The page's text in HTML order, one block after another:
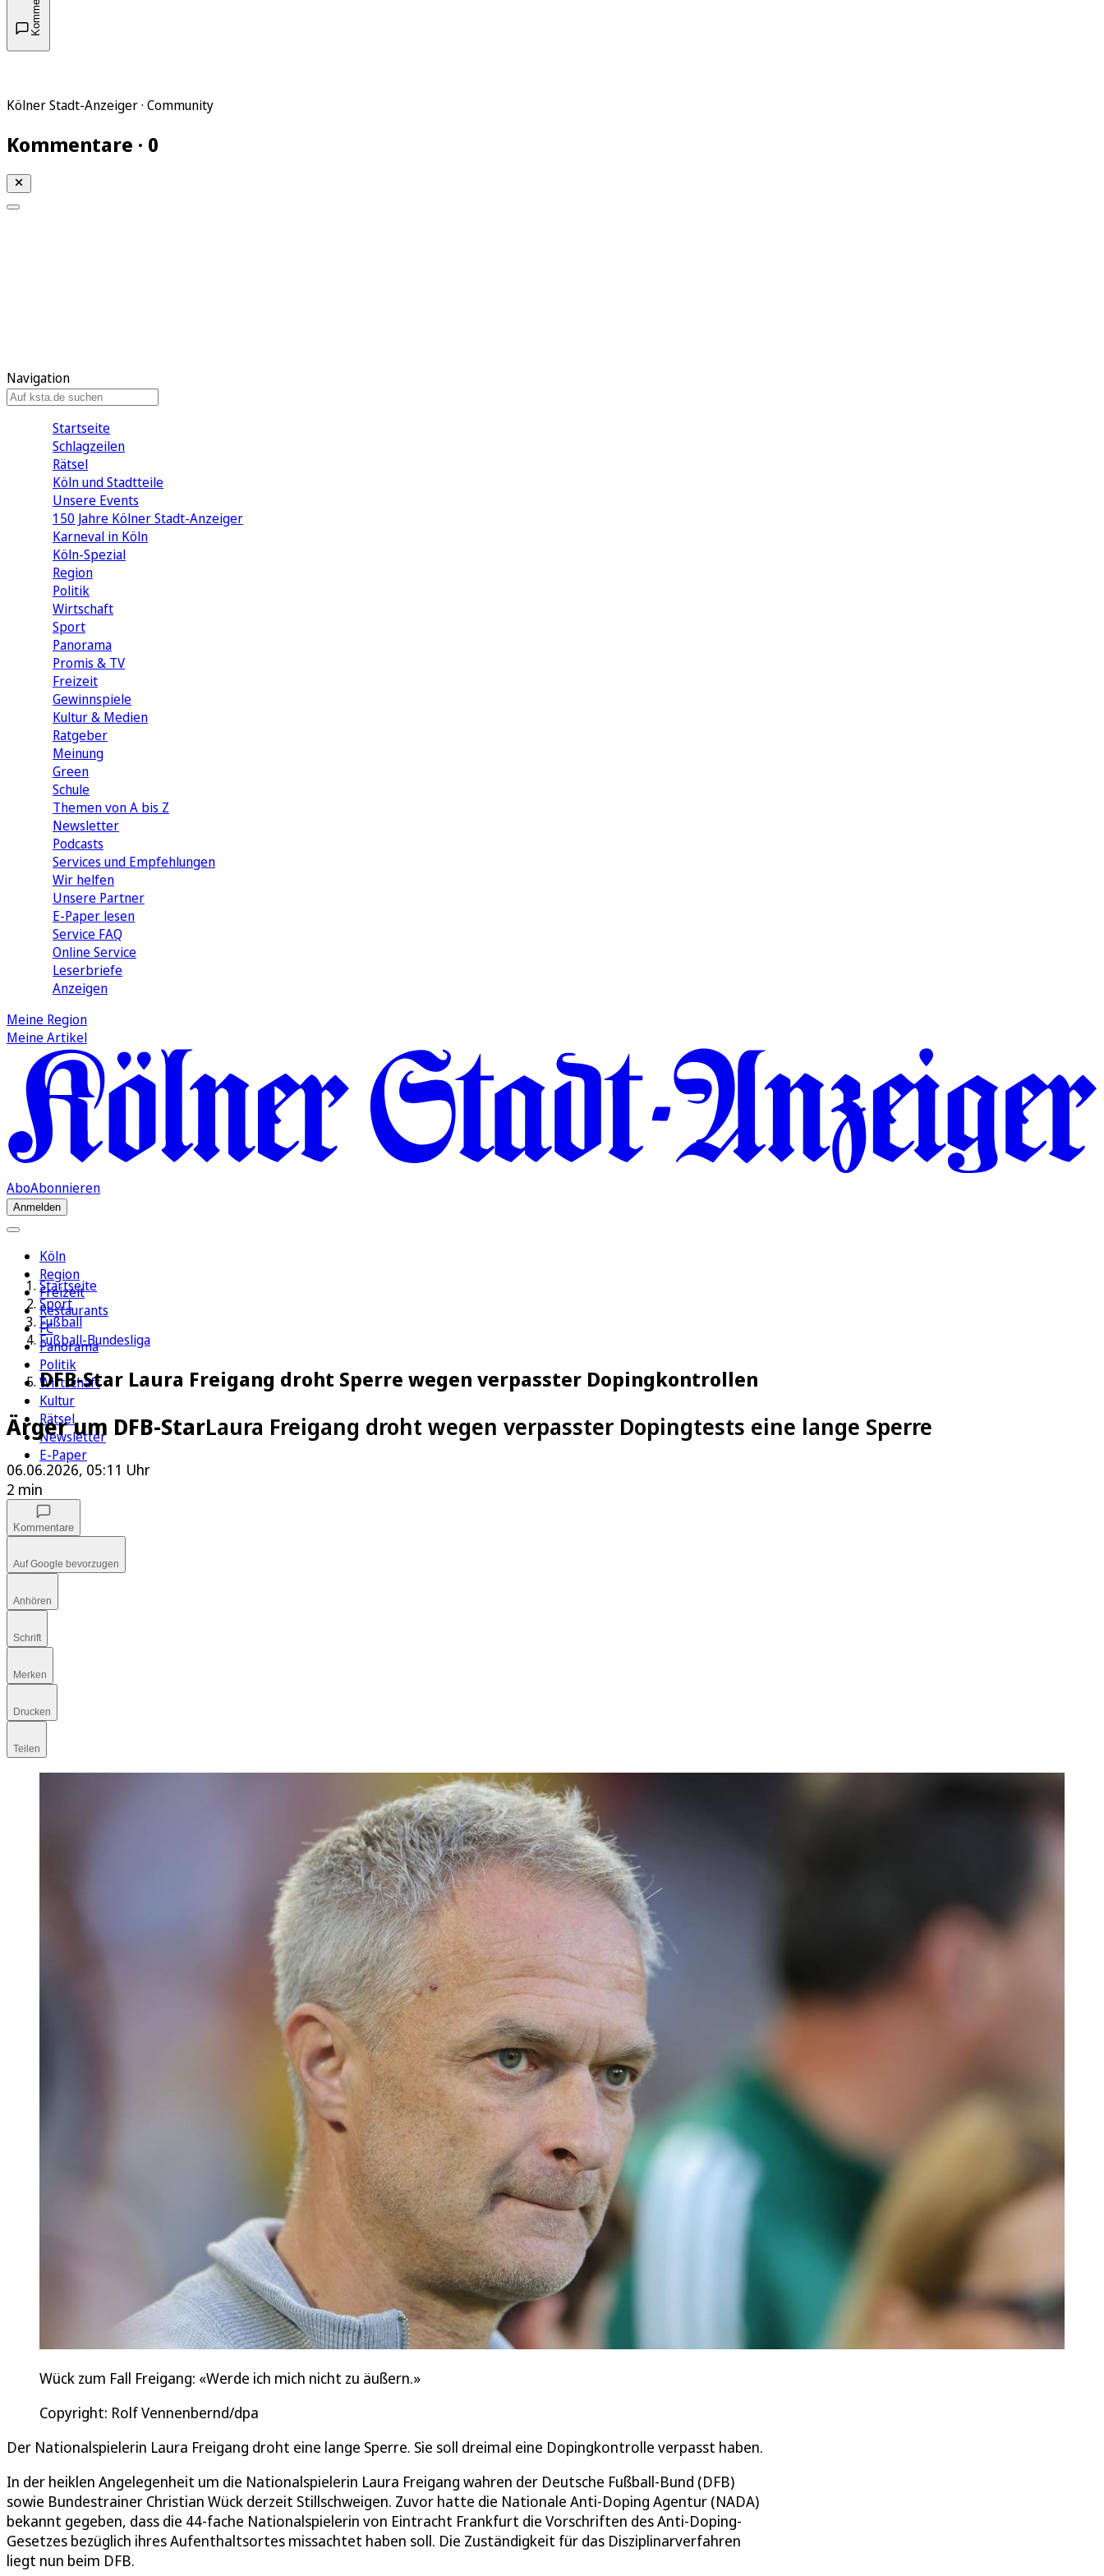
Kölner Stadt-Anzeiger · Community
Kommentare · 0
Navigation
Startseite
Schlagzeilen
Rätsel
Köln und Stadtteile
Unsere Events
150 Jahre Kölner Stadt-Anzeiger
Karneval in Köln
Köln-Spezial
Region
Politik
Wirtschaft
Sport
Panorama
Promis & TV
Freizeit
Gewinnspiele
Kultur & Medien
Ratgeber
Meinung
Green
Schule
Themen von A bis Z
Newsletter
Podcasts
Services und Empfehlungen
Wir helfen
Unsere Partner
E-Paper lesen
Service FAQ
Online Service
Leserbriefe
Anzeigen
Meine Region
Meine Artikel
AboAbonnieren
Anmelden
Köln
Region
Freizeit
Restaurants
FC
Panorama
Politik
Wirtschaft
Kultur
Rätsel
Newsletter
E-Paper
Startseite
Sport
Fußball
Fußball-Bundesliga
DFB-Star Laura Freigang droht Sperre wegen verpasster Dopingkontrollen
Ärger um DFB-StarLaura Freigang droht wegen verpasster Dopingtests eine lange Sperre
06.06.2026, 05:11 Uhr
2 min
Kommentare
Auf Google bevorzugen
Anhören
Schrift
Merken
Drucken
Teilen
Wück zum Fall Freigang: «Werde ich mich nicht zu äußern.»
Copyright: Rolf Vennenbernd/dpa
Der Nationalspielerin Laura Freigang droht eine lange Sperre. Sie soll dreimal eine Dopingkontrolle verpasst haben.
In der heiklen Angelegenheit um die Nationalspielerin Laura Freigang wahren der Deutsche Fußball-Bund (DFB)
sowie Bundestrainer Christian Wück derzeit Stillschweigen. Zuvor hatte die Nationale Anti-Doping Agentur (NADA)
bekannt gegeben, dass die 44-fache Nationalspielerin von Eintracht Frankfurt die Vorschriften des Anti-Doping-
Gesetzes bezüglich ihres Aufenthaltsortes missachtet haben soll. Die Zuständigkeit für das Disziplinarverfahren
liegt nun beim DFB.